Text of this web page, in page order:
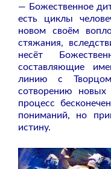
— Божественное
есть циклы
новом своём
стяжания,
несёт
составляющие
линию с
сотворению
процесс
пониманий, но
истину.